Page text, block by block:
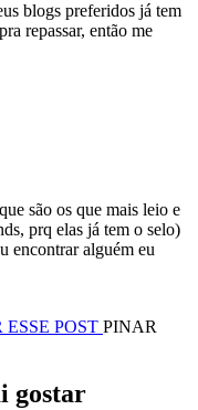
blogs preferidos já tem
repassar, então me
são os que mais leio e
prq elas já tem o selo)
encontrar alguém eu
POST PINAR
gostar